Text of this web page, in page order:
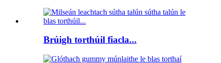
Brúigh torthúil fiacla...